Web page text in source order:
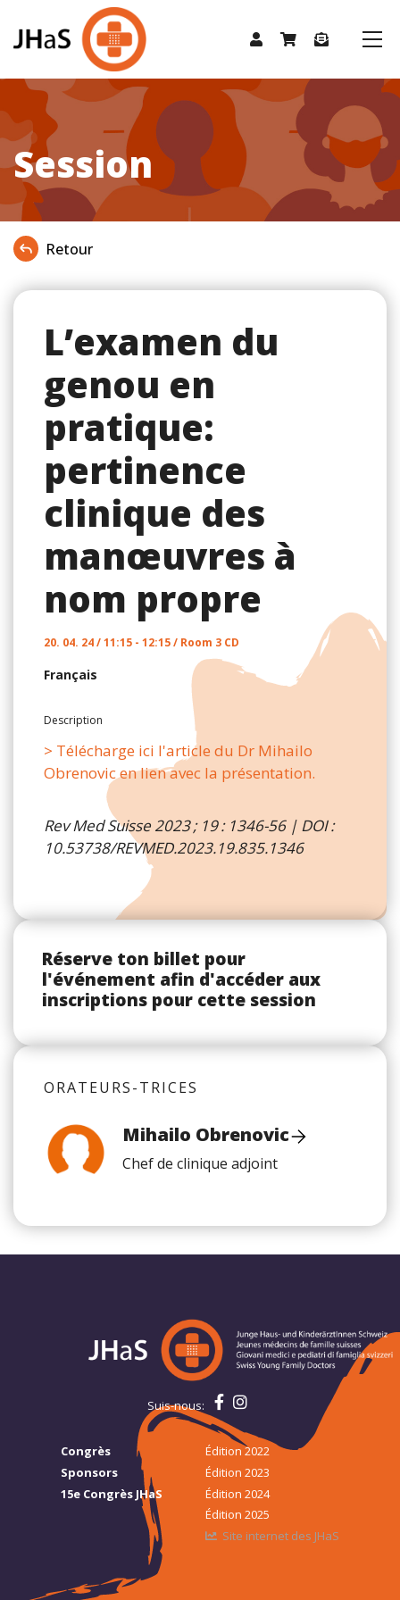
Session
Retour
L’examen du
genou en
pratique:
pertinence
clinique des
manœuvres à
nom propre
20. 04. 24 / 11:15 - 12:15 / Room 3 CD
Français
Description
> Télécharge ici l'article du Dr Mihailo
Obrenovic en lien avec la présentation.
Rev Med Suisse 2023 ; 19 : 1346-56 | DOI :
10.53738/REVMED.2023.19.835.1346
Réserve ton billet pour
l'événement afin d'accéder aux
inscriptions pour cette session
ORATEURS-TRICES
Mihailo Obrenovic
Chef de clinique adjoint
Suis-nous:
Congrès
Sponsors
15e Congrès JHaS
Édition 2022
Édition 2023
Édition 2024
Édition 2025
Site internet des JHaS